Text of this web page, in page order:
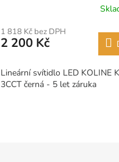
1 818 Kč bez DPH
2 200 Kč
Lineární svítidlo LED KOLINE
3CCT černá - 5 let záruka